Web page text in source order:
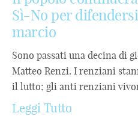
Sì-No per
marcio
Sono passati una decina di
Matteo Renzi. I renziani
il lutto; gli anti renziani
Leggi Tutto